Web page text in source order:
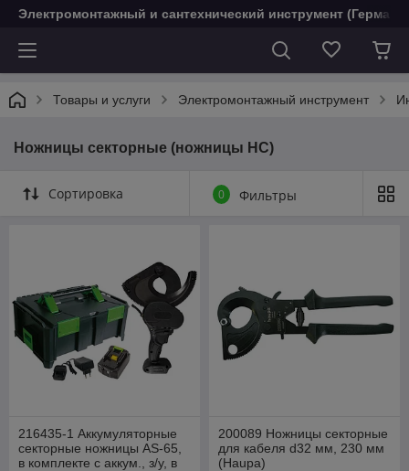
Электромонтажный и сантехнический инструмент
Товары и услуги Электромонтажный инструмент
Ножницы секторные (ножницы НС)
Сортировка 0 Фильтры
216435-1 Аккумуляторные
секторные ножницы AS-65,
в комплекте с аккум., з/у, в
200089 Ножницы секторные
для кабеля d32 мм, 230 мм
(Haupa)